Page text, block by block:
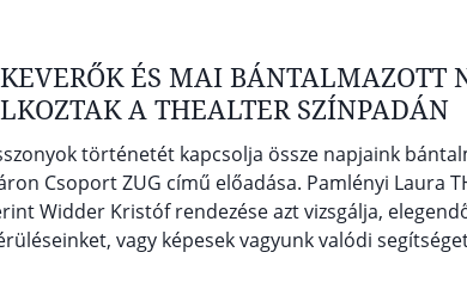
ÉS MAI BÁNTALMAZOTT
A THEALTER SZÍNPADÁN
történetét kapcsolja össze napjaink
Csoport ZUG című előadása. Pamlényi Laura
Widder Kristóf rendezése azt vizsgálja,
vagy képesek vagyunk valódi